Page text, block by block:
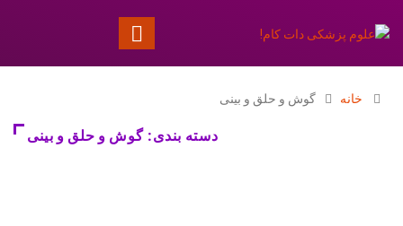
خانه گوش و حلق و بینی
دسته بندی: گوش و حلق و بینی